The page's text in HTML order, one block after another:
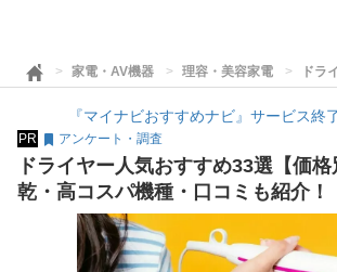
家電・AV機器 理容・美容家電 ドラ
『マイナビおすすめナビ』サービス終
PR アンケート・調査
ドライヤー人気おすすめ33選【価
乾・高コスパ機種・口コミも紹介！